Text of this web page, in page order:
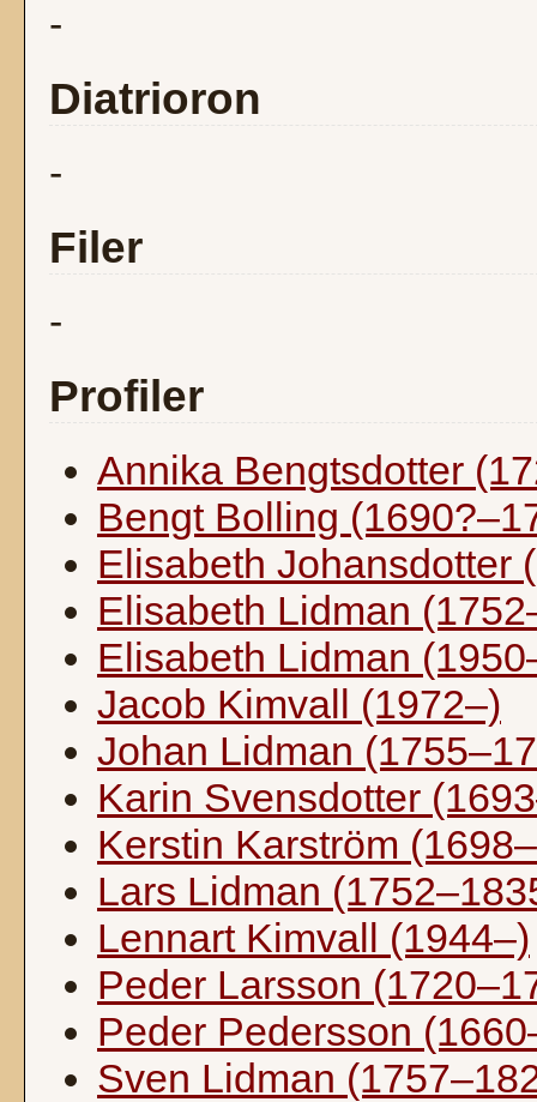
-
Diatrioron
-
Filer
-
Profiler
Annika Bengtsdotter
Bengt Bolling
Elisabeth Johansdotter
Elisabeth Lidman
Elisabeth Lidman
Jacob Kimvall (1972–)
Johan Lidman
Karin Svensdotter
Kerstin Karström
Lars Lidman
Lennart Kimvall (1944–)
Peder Larsson
Peder Pedersson
Sven Lidman